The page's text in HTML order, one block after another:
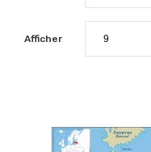
Afficher